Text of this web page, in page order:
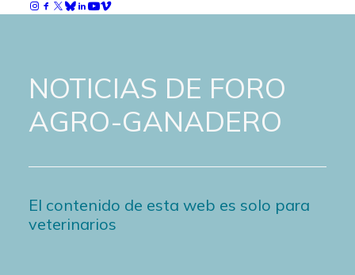
NOTICIAS DE FORO
AGRO-GANADERO
El contenido de esta web es solo para
veterinarios